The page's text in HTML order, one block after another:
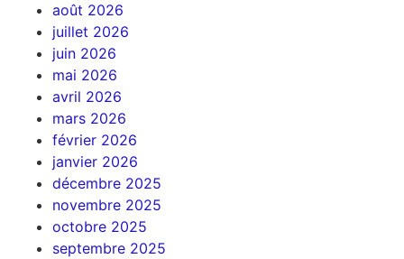
août 2026
juillet 2026
juin 2026
mai 2026
avril 2026
mars 2026
février 2026
janvier 2026
décembre 2025
novembre 2025
octobre 2025
septembre 2025